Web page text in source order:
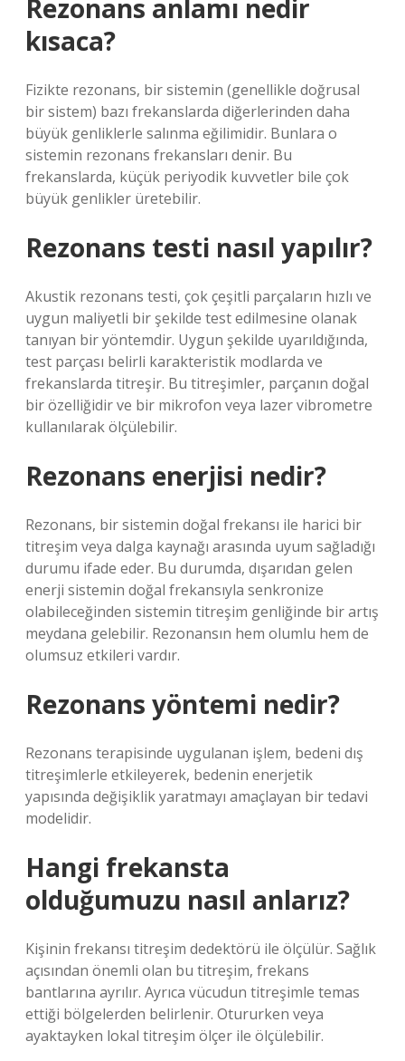
Rezonans anlamı nedir
kısaca?
Fizikte rezonans, bir sistemin (genellikle doğrusal
bir sistem) bazı frekanslarda diğerlerinden daha
büyük genliklerle salınma eğilimidir. Bunlara o
sistemin rezonans frekansları denir. Bu
frekanslarda, küçük periyodik kuvvetler bile çok
büyük genlikler üretebilir.
Rezonans testi nasıl yapılır?
Akustik rezonans testi, çok çeşitli parçaların hızlı ve
uygun maliyetli bir şekilde test edilmesine olanak
tanıyan bir yöntemdir. Uygun şekilde uyarıldığında,
test parçası belirli karakteristik modlarda ve
frekanslarda titreşir. Bu titreşimler, parçanın doğal
bir özelliğidir ve bir mikrofon veya lazer vibrometre
kullanılarak ölçülebilir.
Rezonans enerjisi nedir?
Rezonans, bir sistemin doğal frekansı ile harici bir
titreşim veya dalga kaynağı arasında uyum sağladığı
durumu ifade eder. Bu durumda, dışarıdan gelen
enerji sistemin doğal frekansıyla senkronize
olabileceğinden sistemin titreşim genliğinde bir artış
meydana gelebilir. Rezonansın hem olumlu hem de
olumsuz etkileri vardır.
Rezonans yöntemi nedir?
Rezonans terapisinde uygulanan işlem, bedeni dış
titreşimlerle etkileyerek, bedenin enerjetik
yapısında değişiklik yaratmayı amaçlayan bir tedavi
modelidir.
Hangi frekansta
olduğumuzu nasıl anlarız?
Kişinin frekansı titreşim dedektörü ile ölçülür. Sağlık
açısından önemli olan bu titreşim, frekans
bantlarına ayrılır. Ayrıca vücudun titreşimle temas
ettiği bölgelerden belirlenir. Otururken veya
ayaktayken lokal titreşim ölçer ile ölçülebilir.